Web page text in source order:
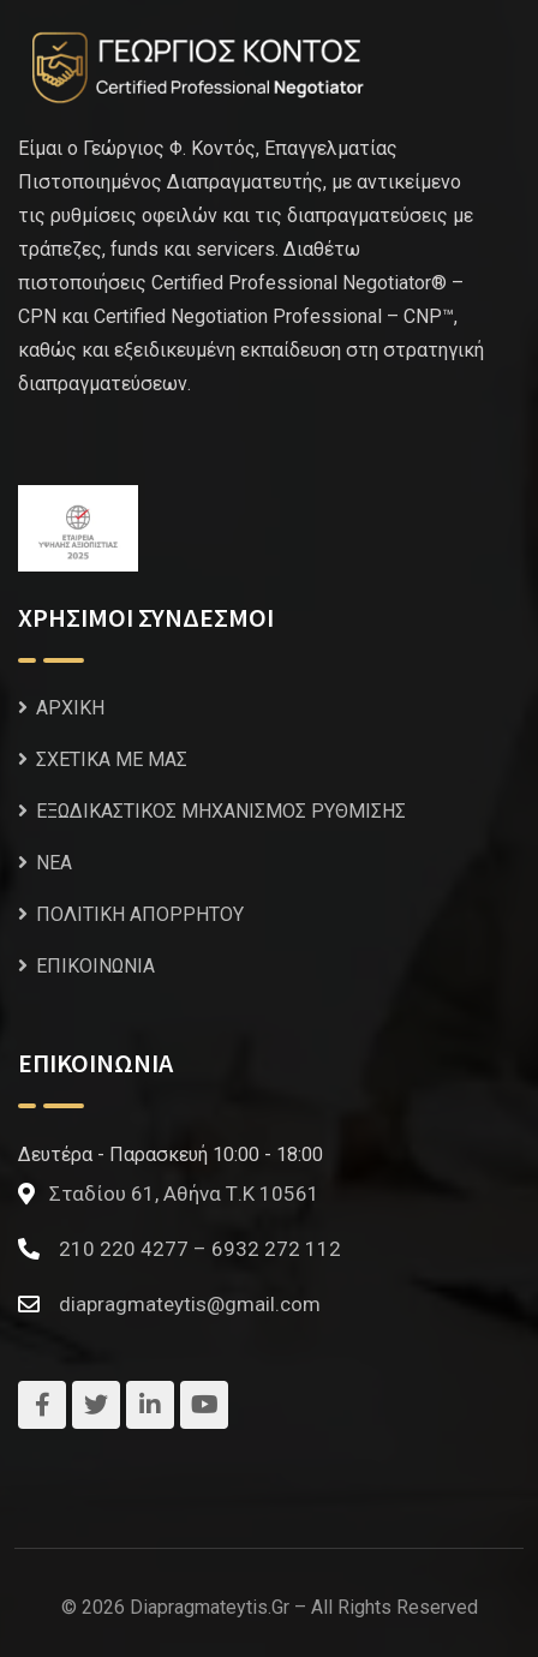
Είμαι ο Γεώργιος Φ. Κοντός, Επαγγελματίας
Πιστοποιημένος Διαπραγματευτής, με αντικείμενο
τις ρυθμίσεις οφειλών και τις διαπραγματεύσεις με
τράπεζες, funds και servicers. Διαθέτω
πιστοποιήσεις Certified Professional Negotiator® –
CPN και Certified Negotiation Professional – CNP™,
καθώς και εξειδικευμένη εκπαίδευση στη στρατηγική
διαπραγματεύσεων.
ΧΡΗΣΙΜΟΙ ΣΥΝΔΕΣΜΟΙ
ΑΡΧΙΚΗ
ΣΧΕΤΙΚΑ ΜΕ ΜΑΣ
ΕΞΩΔΙΚΑΣΤΙΚΟΣ ΜΗΧΑΝΙΣΜΟΣ ΡΥΘΜΙΣΗΣ
NEA
ΠΟΛΙΤΙΚΗ ΑΠΟΡΡΗΤΟΥ
ΕΠΙΚΟΙΝΩΝΙΑ
ΕΠΙΚΟΙΝΩΝΙΑ
Δευτέρα - Παρασκευή 10:00 - 18:00
Σταδίου 61, Αθήνα Τ.Κ 10561
210 220 4277 – 6932 272 112
diapragmateytis@gmail.com
© 2026 Diapragmateytis.gr – All Rights Reserved